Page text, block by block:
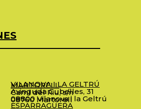
MARTORELL
Camí del Riu, s/n
08760 Martorell
VILANOVA I LA GELTRÚ
Avinguda Cubelles, 31
08800 Vilanova i la Geltrú
ESPARRAGUERA